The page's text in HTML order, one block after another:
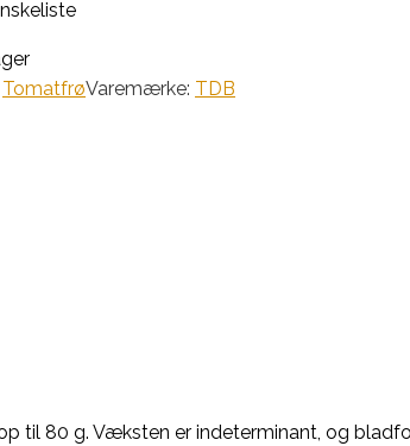
TomatfrøVaremærke: TDB
til 80 g. Væksten er indeterminant, og